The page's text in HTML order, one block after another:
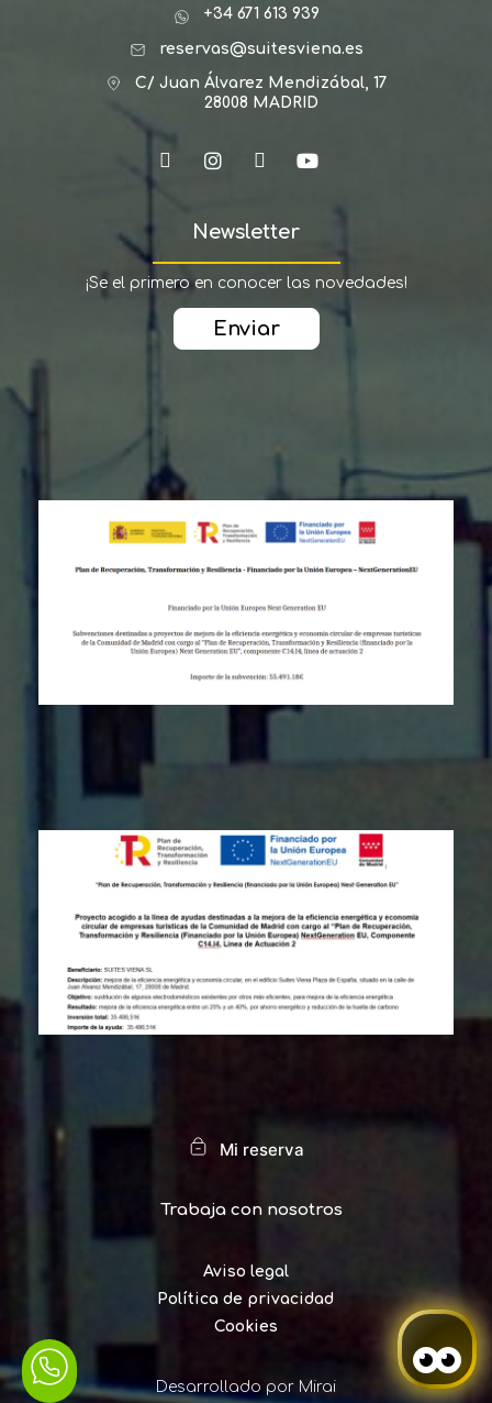
+34 671 613 939
reservas@suitesviena.es
C/ Juan Álvarez Mendizábal, 17
28008 MADRID
Newsletter
¡Se el primero en conocer las novedades!
Enviar
Mi reserva
Trabaja con nosotros
Aviso legal
Política de privacidad
Cookies
Desarrollado por Mirai